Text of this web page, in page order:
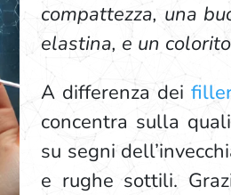
compattezza, una
elastina, e un
A differenza dei
concentra sulla
su segni
e rughe sottili.